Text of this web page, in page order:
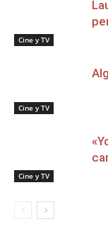
Cine y TV
Cine y TV
Cine y TV